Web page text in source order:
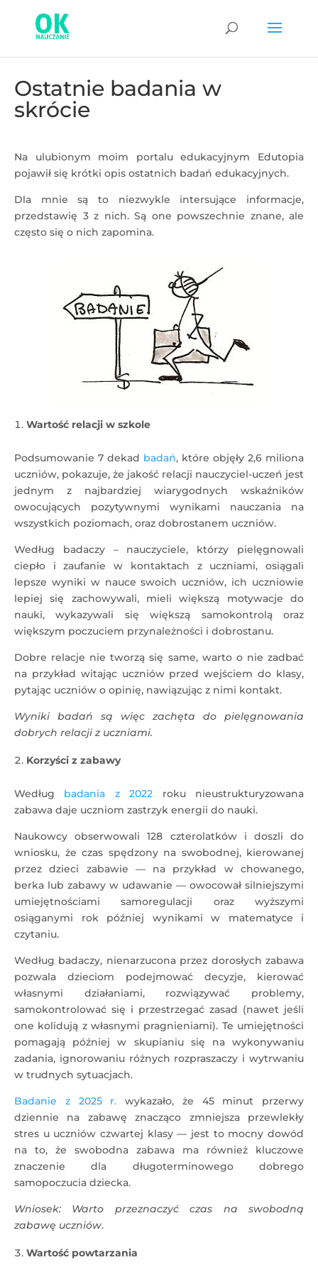
Ostatnie badania w
skrócie
Na ulubionym moim portalu edukacyjnym Edutopia
pojawił się krótki opis ostatnich badań edukacyjnych.
Dla mnie są to niezwykle intersujące informacje,
przedstawię 3 z nich. Są one powszechnie znane, ale
często się o nich zapomina.
Wartość relacji w szkole
Podsumowanie 7 dekad badań, które objęły 2,6 miliona
uczniów, pokazuje, że jakość relacji nauczyciel-uczeń jest
jednym z najbardziej wiarygodnych wskaźników
owocujących pozytywnymi wynikami nauczania na
wszystkich poziomach, oraz dobrostanem uczniów.
Według badaczy – nauczyciele, którzy pielęgnowali
ciepło i zaufanie w kontaktach z uczniami, osiągali
lepsze wyniki w nauce swoich uczniów, ich uczniowie
lepiej się zachowywali, mieli większą motywacje do
nauki, wykazywali się większą samokontrolą oraz
większym poczuciem przynależności i dobrostanu.
Dobre relacje nie tworzą się same, warto o nie zadbać
na przykład witając uczniów przed wejściem do klasy,
pytając uczniów o opinię, nawiązując z nimi kontakt.
Wyniki badań są więc zachęta do pielęgnowania
dobrych relacji z uczniami.
Korzyści z zabawy
Według badania z 2022 roku nieustrukturyzowana
zabawa daje uczniom zastrzyk energii do nauki.
Naukowcy obserwowali 128 czterolatków i doszli do
wniosku, że czas spędzony na swobodnej, kierowanej
przez dzieci zabawie — na przykład w chowanego,
berka lub zabawy w udawanie — owocował silniejszymi
umiejętnościami samoregulacji oraz wyższymi
osiąganymi rok później wynikami w matematyce i
czytaniu.
Według badaczy, nienarzucona przez dorosłych zabawa
pozwala dzieciom podejmować decyzje, kierować
własnymi działaniami, rozwiązywać problemy,
samokontrolować się i przestrzegać zasad (nawet jeśli
one kolidują z własnymi pragnieniami). Te umiejętności
pomagają później w skupianiu się na wykonywaniu
zadania, ignorowaniu różnych rozpraszaczy i wytrwaniu
w trudnych sytuacjach.
Badanie z 2025 r. wykazało, że 45 minut przerwy
dziennie na zabawę znacząco zmniejsza przewlekły
stres u uczniów czwartej klasy — jest to mocny dowód
na to, że swobodna zabawa ma również kluczowe
znaczenie dla długoterminowego dobrego
samopoczucia dziecka.
Wniosek: Warto przeznaczyć czas na swobodną
zabawę uczniów.
Wartość powtarzania